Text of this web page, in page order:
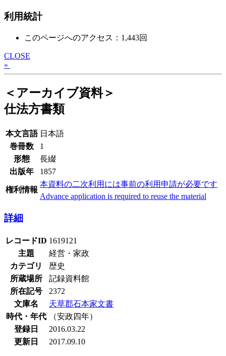
利用統計
このページへのアクセス：1,443回
CLOSE
»
＜アーカイブ資料＞
仕法方書類
本文言語 日本語
巻冊数
1
形態
長綴
出版年
1857
権利情報
本資料の二次利用には事前の利用申請が必要です
Advance application is required to reuse the material
詳細
レコードID 1619121
主題
経営・家政
カテゴリ
歴史
所蔵場所
記録資料館
所在記号
2372
文庫名
天草郡石本家文書
時代・年代
（安政四年）
登録日
2016.03.22
更新日
2017.09.10